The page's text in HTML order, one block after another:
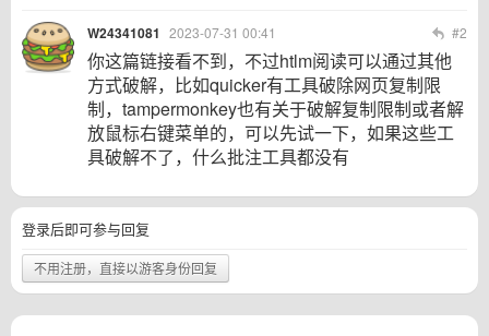
W24341081 2023-07-31 00:41 #2
你这篇链接看不到，不过htlm阅读可以通过其他
方式破解，比如quicker有工具破除网页复制限
制，tampermonkey也有关于破解复制限制或者解
放鼠标右键菜单的，可以先试一下，如果这些工
具破解不了，什么批注工具都没有
登录后即可参与回复
不用注册，直接以游客身份回复